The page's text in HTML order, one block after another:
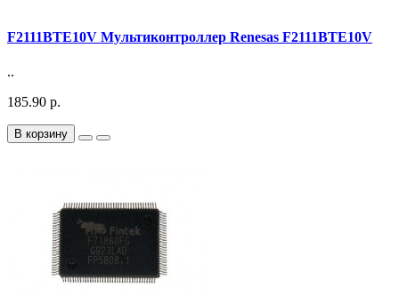
F2111BTE10V Мультиконтроллер Renesas F2111BTE10V
..
185.90 р.
В корзину